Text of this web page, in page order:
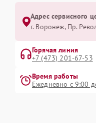
Адрес сервисного
г. Воронеж, Пр.
Горячая линия
+7 (473) 201-67-53
Время работы
Ежедневно с 9:00